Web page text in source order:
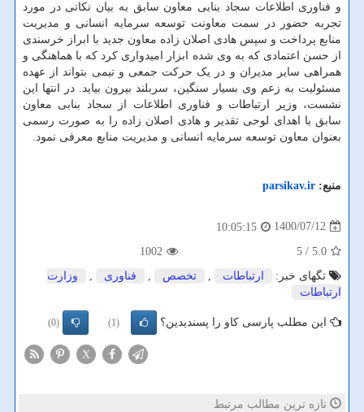
و فناوری اطلاعات سجاد بنابی معاون سابق به بیان نکاتی در مورد
تجربه حضور در سمت معاونت توسعه سرمایه انسانی و مدیریت
منابع پرداخت و سپس هادی اصلان زاده معاون جدید با ابراز خرسندی
از حسن اعتمادی که به وی شده ابزار امیدواری کرد که با هماهنگی و
همراهی سایر مدیران و در یک حرکت جمعی و تیمی بتواند از عهده
مسئولیت به زعم وی بسیار سنگین، سربلند بیرون بیاید. در انتها این
نشست، وزیر ارتباطات و فناوری اطلاعات از سجاد بنابی معاون
سابق با اهدای لوحی تقدیر و هادی اصلان زاده را به صورت رسمی
بعنوان معاون توسعه سرمایه انسانی و مدیریت منابع معرفی نمود.
منبع: parsikav.ir
1400/07/12
10:05:15
5.0
/ 5
1002
تگهای خبر:
ارتباطات , تخصص , فناوری ,
وزارت
ارتباطات
این مطلب پارسی کاو را پسندیدین؟ (1)
(0)
X
تازه ترین مطالب مرتبط